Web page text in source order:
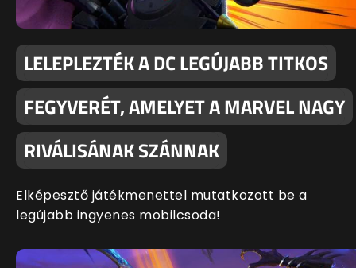
LELEPLEZTÉK A DC LEGÚJABB TITKOS
FEGYVERÉT, AMELYET A MARVEL NAGY
RIVÁLISÁNAK SZÁNNAK
Elképesztő játékmenettel mutatkozott be a
legújabb ingyenes mobilcsoda!